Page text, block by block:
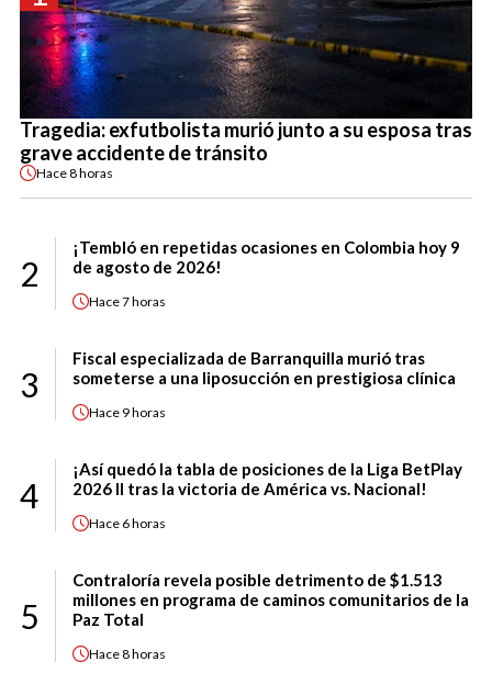
Tragedia: exfutbolista murió junto a su esposa tras
grave accidente de tránsito
Hace8 horas
2
¡Tembló en repetidas ocasiones en Colombia hoy 9
de agosto de 2026!
Hace7 horas
3
Fiscal especializada de Barranquilla murió tras
someterse a una liposucción en prestigiosa clínica
Hace 9 horas
4
¡Así quedó la tabla de posiciones de la Liga BetPlay
2026 II tras la victoria de América vs. Nacional!
Hace 6 horas
5
Contraloría revela posible detrimento de $1.513
millones en programa de caminos comunitarios de la
Paz Total
Hace8 horas